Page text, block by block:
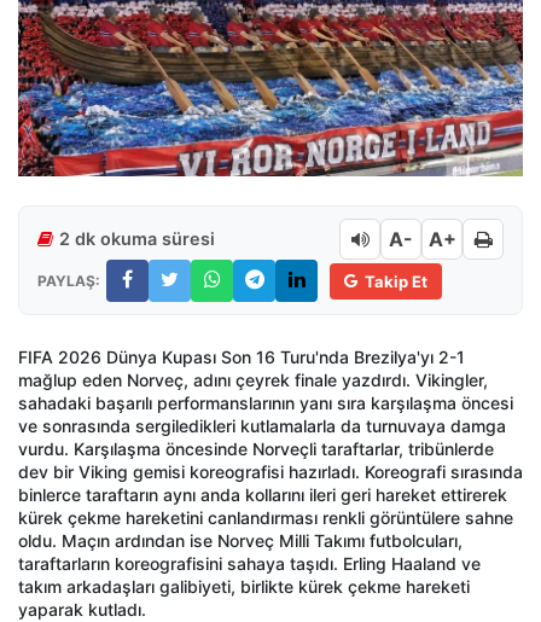
2 dk okuma süresi A- A+
PAYLAŞ: Takip Et
FIFA 2026 Dünya Kupası Son 16 Turu'nda Brezilya'yı 2-1
mağlup eden Norveç, adını çeyrek finale yazdırdı. Vikingler,
sahadaki başarılı performanslarının yanı sıra karşılaşma öncesi
ve sonrasında sergiledikleri kutlamalarla da turnuvaya damga
vurdu. Karşılaşma öncesinde Norveçli taraftarlar, tribünlerde
dev bir Viking gemisi koreografisi hazırladı. Koreografi sırasında
binlerce taraftarın aynı anda kollarını ileri geri hareket ettirerek
kürek çekme hareketini canlandırması renkli görüntülere sahne
oldu. Maçın ardından ise Norveç Milli Takımı futbolcuları,
taraftarların koreografisini sahaya taşıdı. Erling Haaland ve
takım arkadaşları galibiyeti, birlikte kürek çekme hareketi
yaparak kutladı.